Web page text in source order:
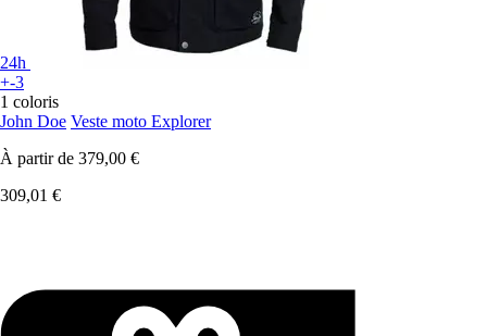
24h
+-3
1 coloris
John Doe Veste moto Explorer
À partir de 379,00 €
309,01 €